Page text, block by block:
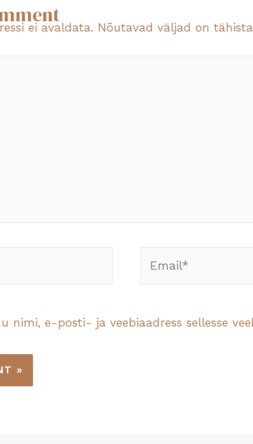
ei avaldata. Nõutavad väljad on
nimi, e-posti- ja veebiaadress sellesse